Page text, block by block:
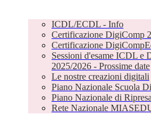
ICDL/ECDL - Info
Certificazione DigiComp
Certificazione
Sessioni d'esame ICDL e
2025/2026 - Prossime date
Le nostre creazioni digitali
Piano Nazionale Scuola
Piano Nazionale di
Rete Nazionale